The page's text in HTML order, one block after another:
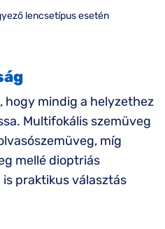
lencsetípus esetén
hogy mindig a helyzethez
Multifokális szemüveg
míg
mellé dioptriás
praktikus választás